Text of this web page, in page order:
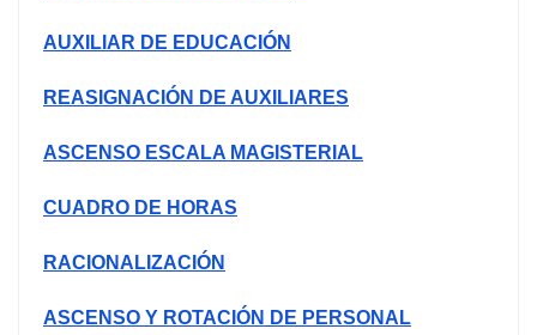
AUXILIAR DE EDUCACIÓN
REASIGNACIÓN DE AUXILIARES
ASCENSO ESCALA MAGISTERIAL
CUADRO DE HORAS
RACIONALIZACIÓN
ASCENSO Y ROTACIÓN DE PERSONAL